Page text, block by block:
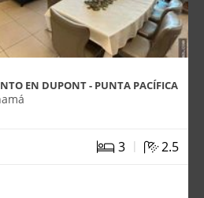
EN DUPONT - PUNTA PACÍFICA
3 | 2.5